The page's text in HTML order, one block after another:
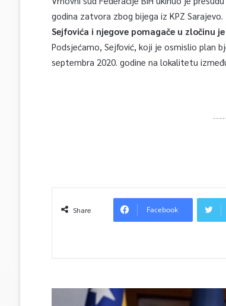
godina zatvora zbog bijega iz KPZ Sarajevo.
Sejfovića i njegove pomagače u zločinu
Podsjećamo, Sejfović, koji je osmislio plan
septembra 2020. godine na lokalitetu
Share Facebook